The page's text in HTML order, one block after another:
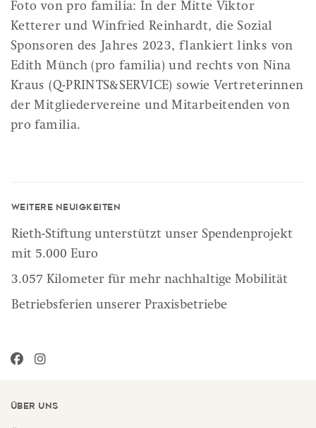
Foto von pro familia: In der Mitte Viktor
Ketterer und Winfried Reinhardt, die Sozial
Sponsoren des Jahres 2023, flankiert links von
Edith Münch (pro familia) und rechts von Nina
Kraus (Q-PRINTS&SERVICE) sowie Vertreterinnen
der Mitgliedervereine und Mitarbeitenden von
pro familia.
Weitere Neuigkeiten
Rieth-Stiftung unterstützt unser Spendenprojekt
mit 5.000 Euro
3.057 Kilometer für mehr nachhaltige Mobilität
Betriebsferien unserer Praxisbetriebe
Über uns